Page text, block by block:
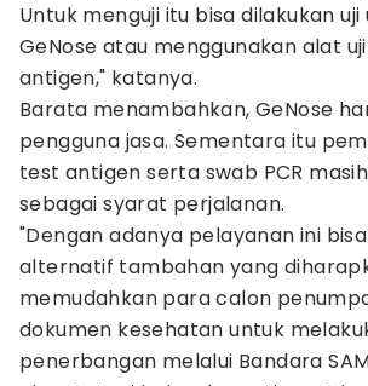
Untuk menguji itu bisa dilakukan
GeNose atau menggunakan alat
antigen," katanya.
Barata menambahkan, GeNose
pengguna jasa. Sementara itu
test antigen serta swab PCR
sebagai syarat perjalanan.
"Dengan adanya pelayanan ini
alternatif tambahan yang
memudahkan para calon
dokumen kesehatan untuk
penerbangan melalui Bandara